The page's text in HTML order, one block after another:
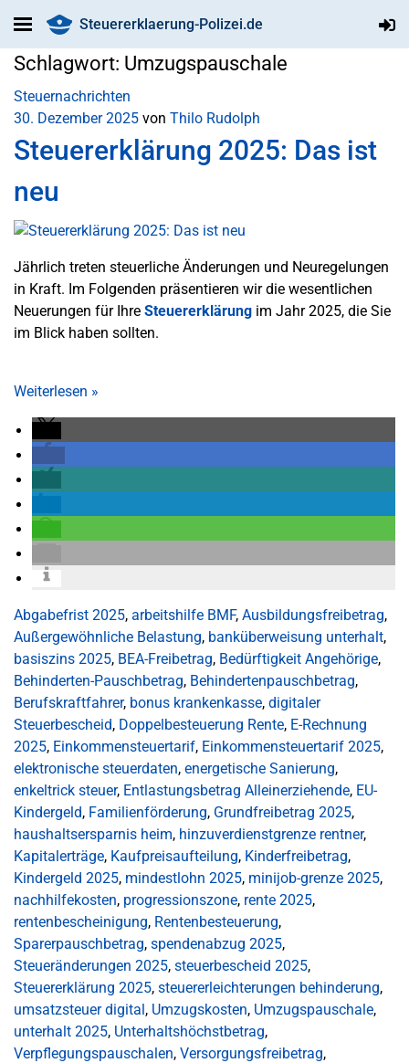
Steuererklaerung-Polizei.de
Schlagwort: Umzugspauschale
Steuernachrichten
30. Dezember 2025 von Thilo Rudolph
Steuererklärung 2025: Das ist
neu
Jährlich treten steuerliche Änderungen und Neuregelungen
in Kraft. Im Folgenden präsentieren wir die wesentlichen
Neuerungen für Ihre Steuererklärung im Jahr 2025, die Sie
im Blick haben sollten.
Weiterlesen »
Abgabefrist 2025, arbeitshilfe BMF, Ausbildungsfreibetrag,
Außergewöhnliche Belastung, banküberweisung unterhalt,
basiszins 2025, BEA-Freibetrag, Bedürftigkeit Angehörige,
Behinderten-Pauschbetrag, Behindertenpauschbetrag,
Berufskraftfahrer, bonus krankenkasse, digitaler
Steuerbescheid, Doppelbesteuerung Rente, E-Rechnung
2025, Einkommensteuertarif, Einkommensteuertarif 2025,
elektronische steuerdaten, energetische Sanierung,
enkeltrick steuer, Entlastungsbetrag Alleinerziehende, EU-
Kindergeld, Familienförderung, Grundfreibetrag 2025,
haushaltsersparnis heim, hinzuverdienstgrenze rentner,
Kapitalerträge, Kaufpreisaufteilung, Kinderfreibetrag,
Kindergeld 2025, mindestlohn 2025, minijob-grenze 2025,
nachhilfekosten, progressionszone, rente 2025,
rentenbescheinigung, Rentenbesteuerung,
Sparerpauschbetrag, spendenabzug 2025,
Steueränderungen 2025, steuerbescheid 2025,
Steuererklärung 2025, steuererleichterungen behinderung,
umsatzsteuer digital, Umzugskosten, Umzugspauschale,
unterhalt 2025, Unterhaltshöchstbetrag,
Verpflegungspauschalen, Versorgungsfreibetrag,